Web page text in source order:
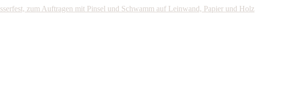
zum Auftragen mit Pinsel und Schwamm auf Leinwand, Papier und Holz